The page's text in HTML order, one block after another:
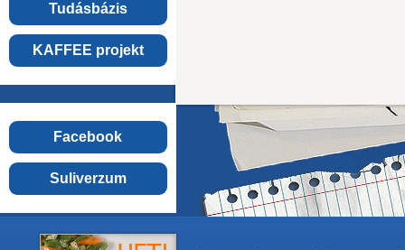
Tudásbázis
KAFFEE projekt
Facebook
Suliverzum